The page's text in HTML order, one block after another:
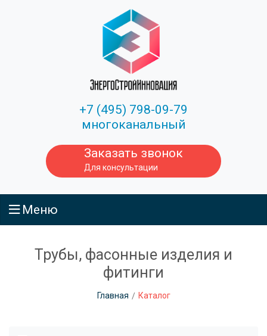
+7 (495) 798-09-79
многоканальный
Заказать звонок
Для консультации
Меню
Трубы, фасонные изделия и
фитинги
Главная Каталог